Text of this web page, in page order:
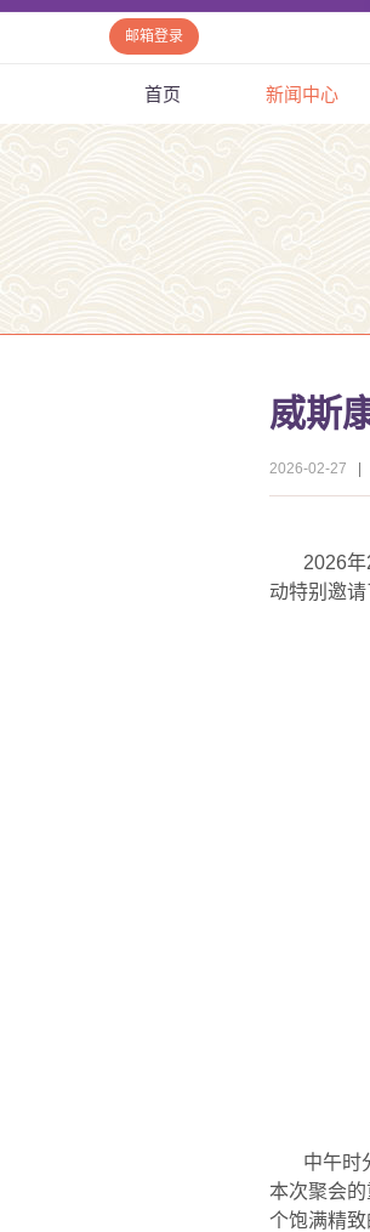
邮箱登录
首页 新闻中心
威斯
2026-02-27
2026
动特别邀请
中午时
本次聚会
个饱满精致